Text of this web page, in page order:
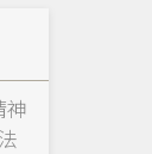
神